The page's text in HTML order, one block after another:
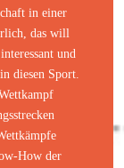
in einer
das will
und
diesen Sport.
How der